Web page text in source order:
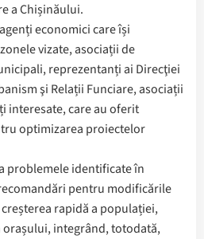
a Chișinăului.
economici care își
vizate, asociații de
reprezentanți ai Direcţiei
şi Relații Funciare, asociații
interesate, care au oferit
optimizarea proiectelor
problemele identificate în
pentru modificările
rapidă a populației,
orașului, integrând, totodată,